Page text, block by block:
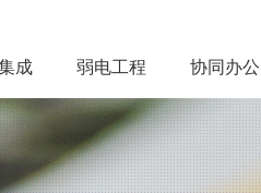
成 弱电工程 协同办公